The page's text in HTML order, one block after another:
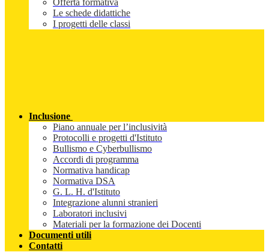
Offerta formativa
Le schede didattiche
I progetti delle classi
Inclusione
Piano annuale per l’inclusività
Protocolli e progetti d'Istituto
Bullismo e Cyberbullismo
Accordi di programma
Normativa handicap
Normativa DSA
G. L. H. d'Istituto
Integrazione alunni stranieri
Laboratori inclusivi
Materiali per la formazione dei Docenti
Documenti utili
Contatti